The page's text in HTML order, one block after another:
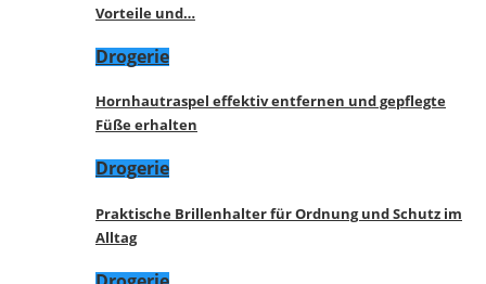
Vorteile und…
Drogerie
Hornhautraspel effektiv entfernen und gepflegte
Füße erhalten
Drogerie
Praktische Brillenhalter für Ordnung und Schutz im
Alltag